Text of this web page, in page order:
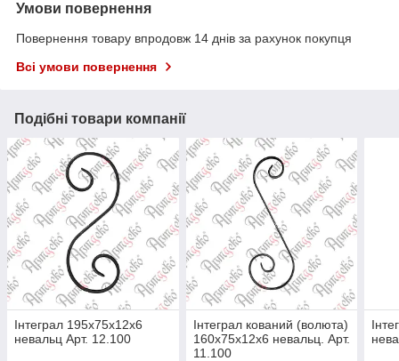
Умови повернення
Повернення товару впродовж 14 днів за рахунок покупця
Всі умови повернення
Подібні товари компанії
Інтеграл 195х75х12х6
невальц Арт. 12.100
Інтеграл кований (волюта)
160х75х12х6 невальц. Арт.
11.100